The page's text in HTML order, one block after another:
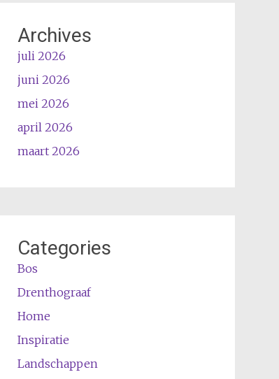
Archives
juli 2026
juni 2026
mei 2026
april 2026
maart 2026
Categories
Bos
Drenthograaf
Home
Inspiratie
Landschappen